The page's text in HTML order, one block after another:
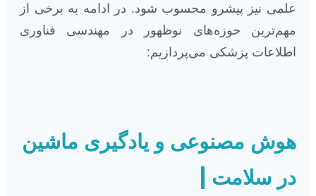
علمی نیز پیشرو محسوب شود. در ادامه به برخی از
مهم‌ترین حوزه‌های نوظهور در مهندسی فناوری
اطلاعات پزشکی می‌پردازیم:
هوش مصنوعی و یادگیری ماشین
در سلامت